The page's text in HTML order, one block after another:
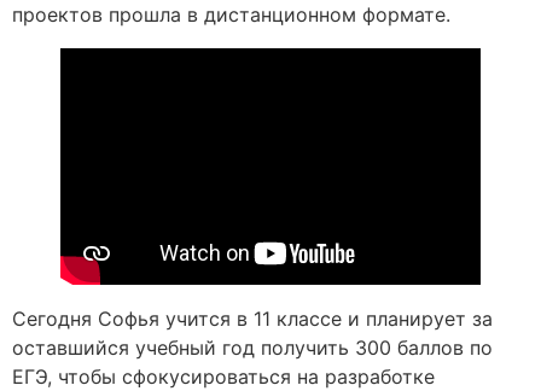
проектов прошла в дистанционном формате.
Сегодня Софья учится в 11 классе и планирует за
оставшийся учебный год получить 300 баллов по
ЕГЭ, чтобы сфокусироваться на разработке